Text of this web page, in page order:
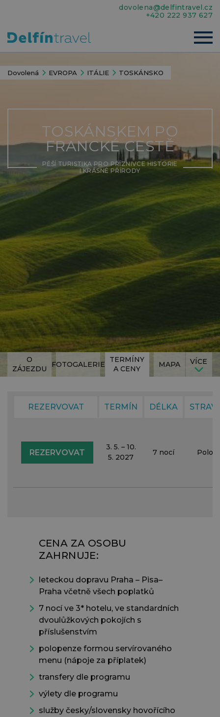
dovolena@delfintravel.cz
+420 222 937 627
Dovolená EVROPA ITÁLIE TOSKÁNSKO
TOSKÁNSKEM PO
FRANCKÉ CESTĚ
PĚŠÍ TURISTIKA PRO PŘÍZNIVCE HISTORIE
I KRÁSNÉ PŘÍRODY
O
ZÁJEZDU
FOTOGALERIE
TERMÍNY
A CENY
MAPA VÍCE
REZERVOVAT TERMÍN DÉLKA
REZERVOVAT
3. 5. – 10.
5. 2027
7 nocí
CENA ZA OSOBU
ZAHRNUJE:
leteckou dopravu Praha – Pisa–
Praha včetně všech poplatků
7 nocí ve 3* hotelu, ve standardních
dvoulůžkových pokojích s
příslušenstvím
polopenze formou servírovaného
menu (nápoje za příplatek)
transfery dle programu
výlety dle programu
služby česky/slovensky hovořícího